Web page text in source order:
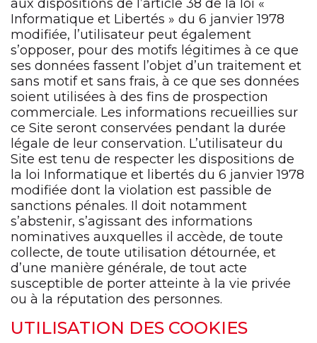
aux dispositions de l’article 38 de la loi «
Informatique et Libertés » du 6 janvier 1978
modifiée, l’utilisateur peut également
s’opposer, pour des motifs légitimes à ce que
ses données fassent l’objet d’un traitement et
sans motif et sans frais, à ce que ses données
soient utilisées à des fins de prospection
commerciale. Les informations recueillies sur
ce Site seront conservées pendant la durée
légale de leur conservation. L’utilisateur du
Site est tenu de respecter les dispositions de
la loi Informatique et libertés du 6 janvier 1978
modifiée dont la violation est passible de
sanctions pénales. Il doit notamment
s’abstenir, s’agissant des informations
nominatives auxquelles il accède, de toute
collecte, de toute utilisation détournée, et
d’une manière générale, de tout acte
susceptible de porter atteinte à la vie privée
ou à la réputation des personnes.
UTILISATION DES COOKIES